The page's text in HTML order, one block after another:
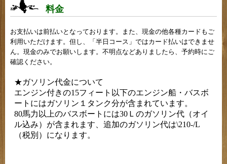
料金
お支払いは前払いとなっております。また、現金の他各種カードもご
利用いただけます。但し、「半日コース」ではカード払いはできませ
ん。現金のみでお願いします。不明点などありましたら、予約時にご
確認ください。